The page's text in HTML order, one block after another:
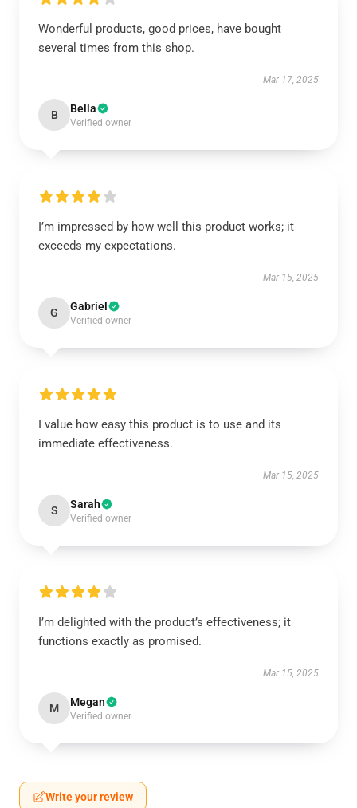
Wonderful products, good prices, have bought
several times from this shop.
Mar 17, 2025
B Bella
Verified owner
I’m impressed by how well this product works; it
exceeds my expectations.
Mar 15, 2025
G Gabriel
Verified owner
I value how easy this product is to use and its
immediate effectiveness.
Mar 15, 2025
S Sarah
Verified owner
I’m delighted with the product’s effectiveness; it
functions exactly as promised.
Mar 15, 2025
M Megan
Verified owner
Write your review